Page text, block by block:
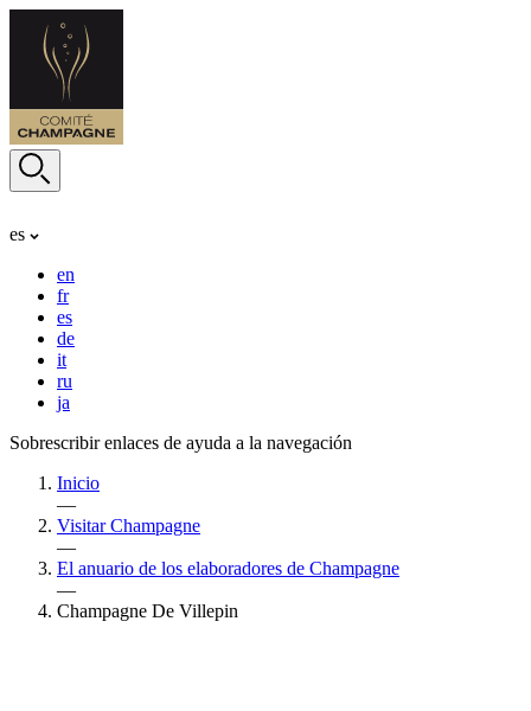
es
en
fr
es
de
it
ru
ja
Sobrescribir enlaces de ayuda a la navegación
Inicio
—
Visitar Champagne
—
El anuario de los elaboradores de Champagne
—
Champagne De Villepin